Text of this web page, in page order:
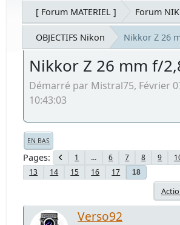
[ Forum MATERIEL ] Forum
OBJECTIFS Nikon Nikkor Z 26
Nikkor Z 26 mm f/
Démarré par Mistral75, Février
10:43:03
EN BAS
Pages 1 ... 6 7 8 9
13
14 15 16 17 18
Verso92